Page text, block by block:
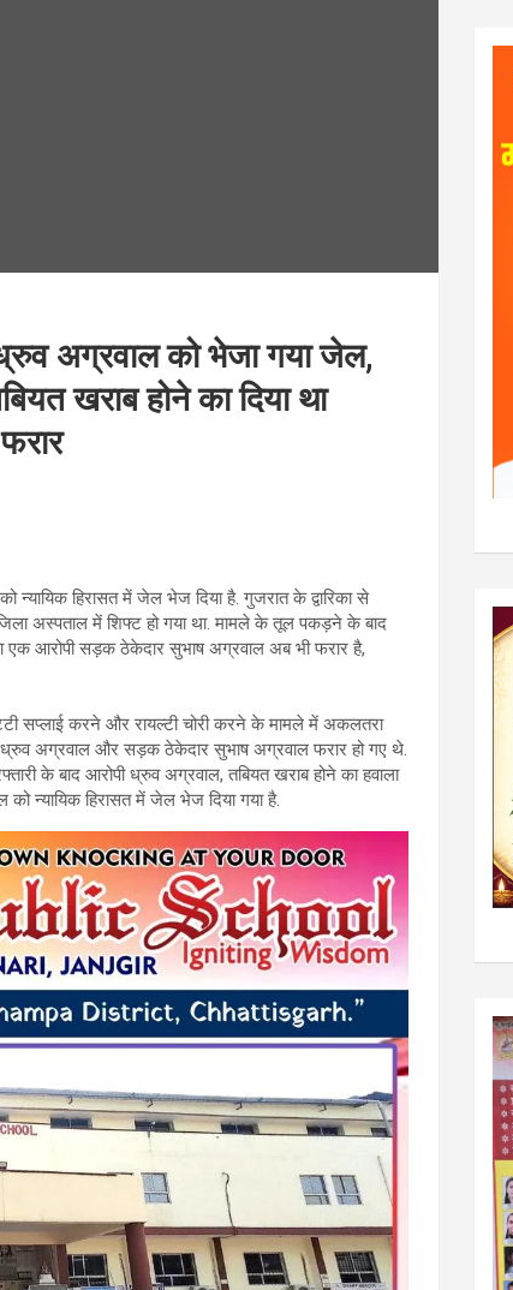
अग्रवाल को भेजा गया जेल,
खराब होने का दिया था
हिरासत में जेल भेज दिया है. गुजरात के द्वारिका से
अस्पताल में शिफ्ट हो गया था. मामले के तूल पकड़ने के बाद
एक आरोपी सड़क ठेकेदार सुभाष अग्रवाल अब भी फरार है,
सप्लाई करने और रायल्टी चोरी करने के मामले में अकलतरा
अग्रवाल और सड़क ठेकेदार सुभाष अग्रवाल फरार हो गए थे.
के बाद आरोपी ध्रुव अग्रवाल, तबियत खराब होने का हवाला
न्यायिक हिरासत में जेल भेज दिया गया है.